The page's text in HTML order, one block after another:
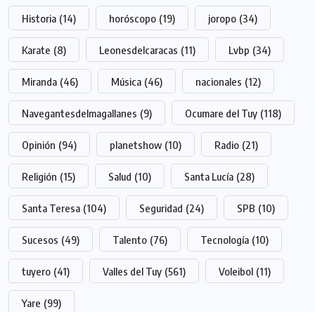
Historia (14) horóscopo (19) joropo (34)
Karate (8) Leonesdelcaracas (11) Lvbp (34)
Miranda (46) Música (46) nacionales (12)
Navegantesdelmagallanes (9) Ocumare del Tuy (118)
Opinión (94) planetshow (10) Radio (21)
Religión (15) Salud (10) Santa Lucía (28)
Santa Teresa (104) Seguridad (24) SPB (10)
Sucesos (49) Talento (76) Tecnología (10)
tuyero (41) Valles del Tuy (561) Voleibol (11)
Yare (99)